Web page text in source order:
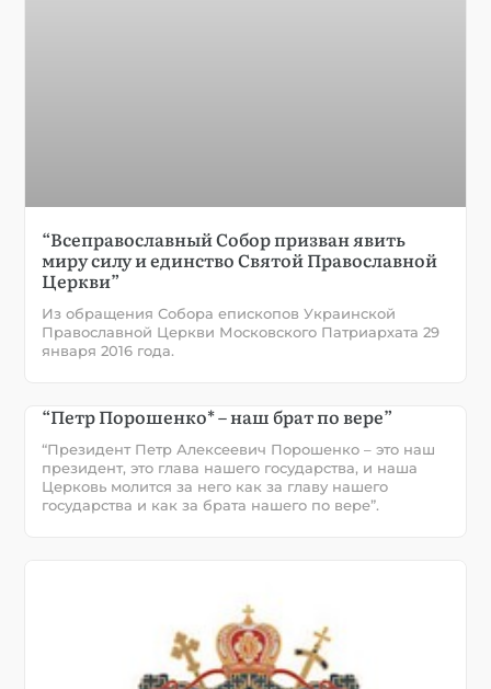
“Всеправославный Собор призван явить
миру силу и единство Святой Православной
Церкви”
Из обращения Собора епископов Украинской
Православной Церкви Московского Патриархата 29
января 2016 года.
“Петр Порошенко* – наш брат по вере”
“Президент Петр Алексеевич Порошенко – это наш
президент, это глава нашего государства, и наша
Церковь молится за него как за главу нашего
государства и как за брата нашего по вере”.